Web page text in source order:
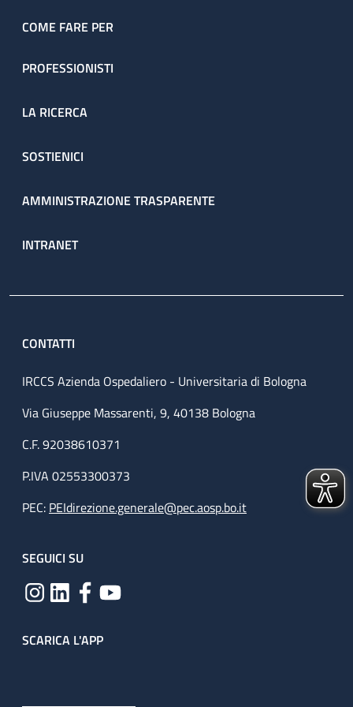
attraverso il percorso ambulatoriale complesso (PAC).
COME FARE PER
PROFESSIONISTI
LA RICERCA
SOSTIENICI
AMMINISTRAZIONE TRASPARENTE
INTRANET
CONTATTI
IRCCS Azienda Ospedaliero - Universitaria di Bologna
Via Giuseppe Massarenti, 9, 40138 Bologna
C.F. 92038610371
P.IVA 02553300373
PEC: PEIdirezione.generale@pec.aosp.bo.it
SEGUICI SU
SCARICA L'APP